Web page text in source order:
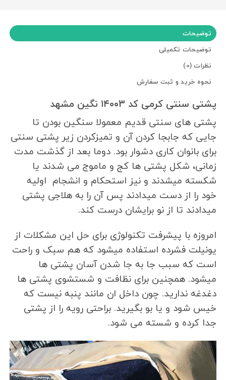
توضیحات
توضیحات تکمیلی
نظرات (0)
نحوه خرید و ثبت سفارش
پشتی سنتی کرمی کد ۱۴۰۰۳ نگین مشهد
پشتی های سنتی قدیم معمولا سنگین بودن تا
جایی که جابجا کردن آن و تمیزکردن زیر پشتی سنتی
برای بانوان کاری دشوار بود. دوما بعد از گذشت مدت
زمانی، شکل پشتی ها کج و ماموج می شدند یا
شکسته میشدند و نیز استحکام و انشجام اولیه
خود را از دست میدادند پس آن را به هلاجی پشتی
میدادند تا از نو برایشان درست کند.
امروزه با پیشرفت تکنولوژی برای حل این مشکلات از
یونیلت فشرده استفاده میشود که هم سبک و راحت
است که سبب جا به جا شدن آسان پشتی ها
میشود. همچنین برای نظافت و شستشوی پشتی ها
دغدغه ندارید. چون داخل ان مانند پنبه نیست که
خیس شود و یا بو بگیرید. براحتی رویه را از پشتی
جدا کرده و شسته می شود.